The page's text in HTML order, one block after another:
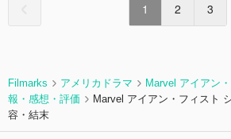
1 2 3
Filmarks アメリカドラマ
Marvel アイアン
報・感想・評価
Marvel アイアン・フィスト
容・結末